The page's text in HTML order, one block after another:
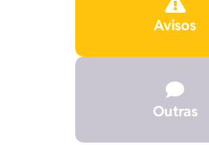

Avisos

Outras